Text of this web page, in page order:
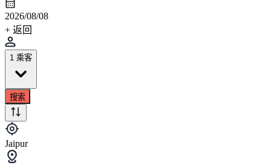
2026/08/08
+ 返回
1 乘客
搜索
Jaipur